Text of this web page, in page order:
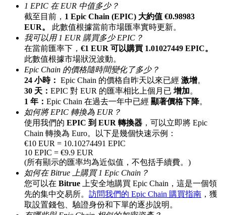
最高達65%佣金！
邀请好友
邀請朋友獲得現金獎勵
1 EPIC 在 EUR 中值多少？
截至目前， 1 Epic Chain (EPIC) 大約值 €0.98983
EUR。
此數值根據當前市場匯率實時更新。
我可以用 1 EUR 購買多少 EPIC？
在當前匯率下， €1 EUR 可以購買 1.01027449 EPIC。
此數值根據市場狀況波動。
Epic Chain 的價格隨時間變化了多少？
24 小時： Epic Chain 的價格自昨天以來已經 激增。
30 天： EPIC 對 EUR 的匯率相比上個月已 增加。
1 年： Epic Chain 在過去一年中已經 顯著價格下降。
如何將 EPIC 轉換為 EUR？
使用我們的 EPIC 到 EUR 轉換器 ，可以立即將 Epic
Chain 轉換為 Euro。以下是幾個快速示例：
€10 EUR = 10.10274491 EPIC
10 EPIC = €9.9 EUR
(所有顯示的匯率均為近似值，不包括手續費。)
如何在 Bitrue 上購買 1 Epic Chain？
您可以在 Bitrue 上安全地購買 Epic Chain，這是一個領
先的集中交易所。 訪問我們的 Epic Chain 購買指南 ，獲
取設置錢包、驗證身份和下單的逐步說明。